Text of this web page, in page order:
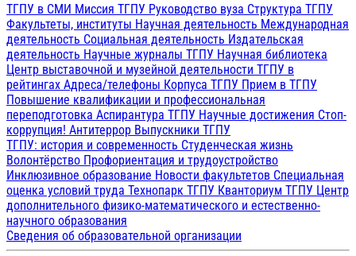
ТГПУ в СМИ Миссия ТГПУ Руководство вуза Структура ТГПУ
Факультеты, институты Научная деятельность Международная
деятельность Социальная деятельность Издательская
деятельность Научные журналы ТГПУ Научная библиотека
Центр выставочной и музейной деятельности ТГПУ в
рейтингах Адреса/телефоны Корпуса ТГПУ Прием в ТГПУ
Повышение квалификации и профессиональная
переподготовка Аспирантура ТГПУ Научные достижения Стоп-
коррупция! Антитеррор Выпускники ТГПУ
ТГПУ: история и современность Студенческая жизнь
Волонтёрство Профориентация и трудоустройство
Инклюзивное образование Новости факультетов Специальная
оценка условий труда Технопарк ТГПУ Кванториум ТГПУ Центр
дополнительного физико-математического и естественно-
научного образования
Сведения об образовательной организации